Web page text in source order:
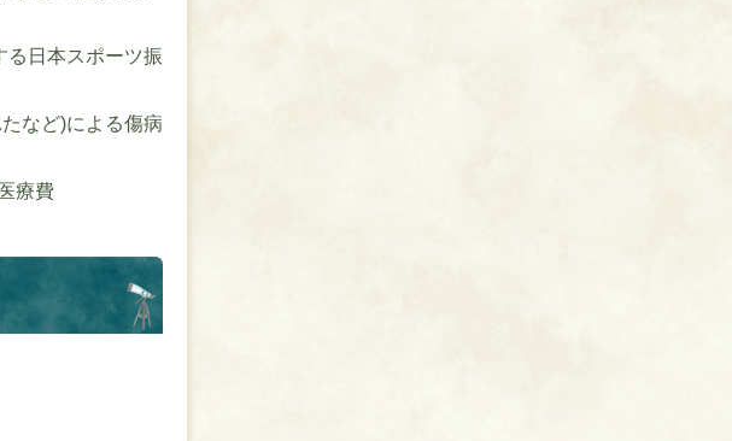
る日本スポーツ振
など)による傷病
療費